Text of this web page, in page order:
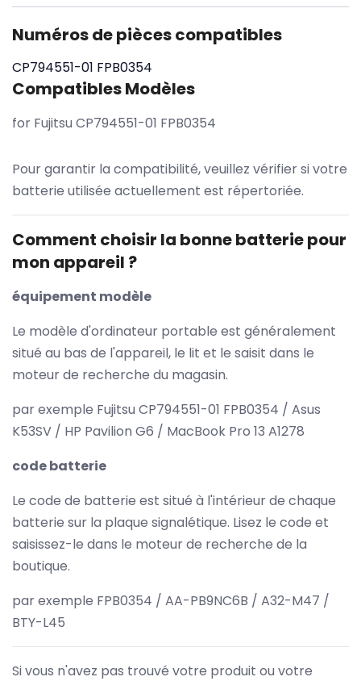
Numéros de pièces compatibles
CP794551-01 FPB0354
Compatibles Modèles
for Fujitsu CP794551-01 FPB0354
Pour garantir la compatibilité, veuillez vérifier si votre
batterie utilisée actuellement est répertoriée.
Comment choisir la bonne batterie pour
mon appareil ?
équipement modèle
Le modèle d'ordinateur portable est généralement
situé au bas de l'appareil, le lit et le saisit dans le
moteur de recherche du magasin.
par exemple Fujitsu CP794551-01 FPB0354 / Asus
K53SV / HP Pavilion G6 / MacBook Pro 13 A1278
code batterie
Le code de batterie est situé à l'intérieur de chaque
batterie sur la plaque signalétique. Lisez le code et
saisissez-le dans le moteur de recherche de la
boutique.
par exemple FPB0354 / AA-PB9NC6B / A32-M47 /
BTY-L45
Si vous n'avez pas trouvé votre produit ou votre